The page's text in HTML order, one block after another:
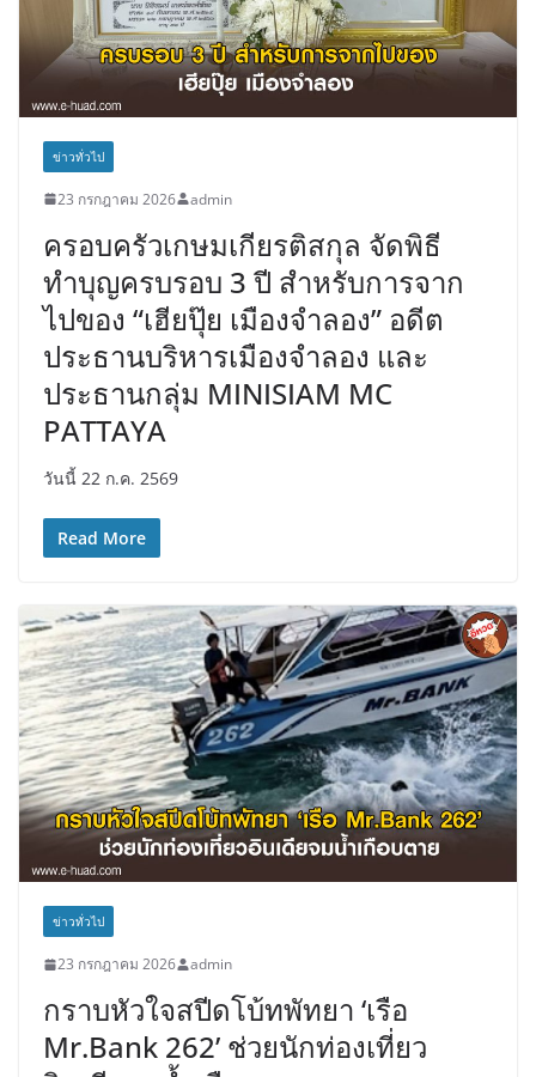
ข่าวทั่วไป
23 กรกฎาคม 2026 admin
ครอบครัวเกษมเกียรติสกุล จัดพิธี
ทำบุญครบรอบ 3 ปี สำหรับการจาก
ไปของ “เฮียปุ๊ย เมืองจำลอง” อดีต
ประธานบริหารเมืองจำลอง และ
ประธานกลุ่ม MINISIAM MC
PATTAYA
วันนี้ 22 ก.ค. 2569
Read More
ข่าวทั่วไป
23 กรกฎาคม 2026 admin
กราบหัวใจสปีดโบ้ทพัทยา ‘เรือ
Mr.Bank 262’ ช่วยนักท่องเที่ยว